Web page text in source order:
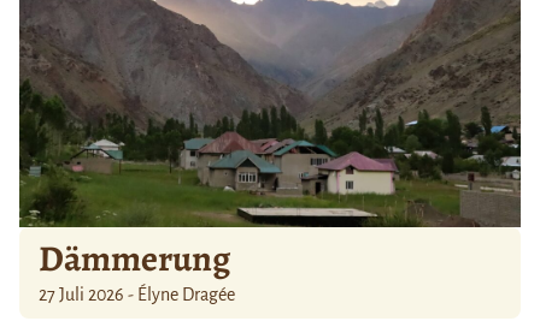
Dämmerung
27 Juli 2026 - Élyne Dragée